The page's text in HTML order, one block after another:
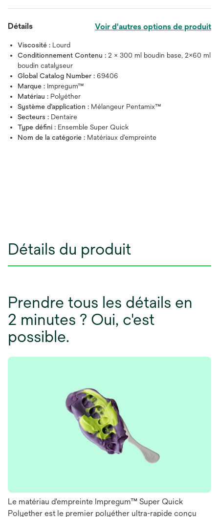
Détails Voir d'autres options de produit
Viscosité : Lourd
Conditionnement Contenu : 2 × 300 ml boudin base, 2×60 ml
boudin catalyseur
Global Catalog Number : 69406
Marque : Impregum™
Matériau : Polyéther
Système d’application : Mélangeur Pentamix™
Secteurs : Dentaire
Type défini : Ensemble Super Quick
Nom de la catégorie : Matériaux d’empreinte
Détails du produit
Prendre tous les détails en
2 minutes ? Oui, c'est
possible.
Le matériau d'empreinte Impregum™ Super Quick
Polyether est le premier polyéther ultra-rapide conçu